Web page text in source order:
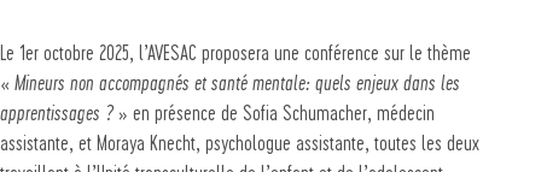
Le 1er octobre 2025, l’AVESAC proposera une conférence sur le thème
« Mineurs non accompagnés et santé mentale: quels enjeux dans les
apprentissages ?» en présence de Sofia Schumacher, médecin
assistante, et Moraya Knecht, psychologue assistante, toutes les deux